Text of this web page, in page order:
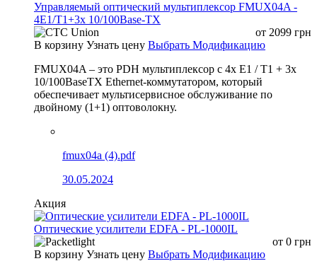
Управляемый оптический мультиплексор FMUX04A -
4E1/T1+3x 10/100Base-TX
от 2099 грн
В корзину Узнать цену Выбрать Модификацию
FMUX04A – это PDH мультиплексор с 4x E1 / T1 + 3x
10/100BaseTX Ethernet-коммутатором, который
обеспечивает мультисервисное обслуживание по
двойному (1+1) оптоволокну.
fmux04a (4).pdf
30.05.2024
Акция
Оптические усилители EDFA - PL-1000IL
от 0 грн
В корзину Узнать цену Выбрать Модификацию